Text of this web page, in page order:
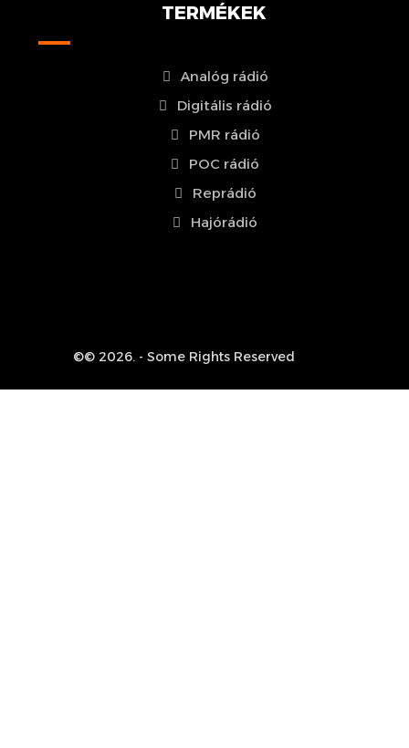
TERMÉKEK
Analóg rádió
Digitális rádió
PMR rádió
POC rádió
Reprádió
Hajórádió
©© 2026. - Some Rights Reserved